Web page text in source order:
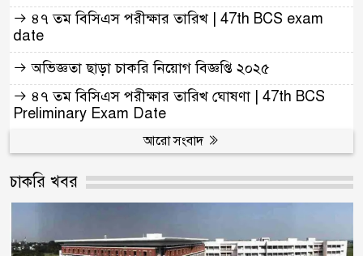
৪৭ তম বিসিএস পরীক্ষার তারিখ | 47th BCS exam
date
অভিজ্ঞতা ছাড়া চাকরি নিয়োগ বিজ্ঞপ্তি ২০২৫
৪৭ তম বিসিএস পরীক্ষার তারিখ ঘোষণা | 47th BCS
Preliminary Exam Date
আরো সংবাদ
চাকরি খবর